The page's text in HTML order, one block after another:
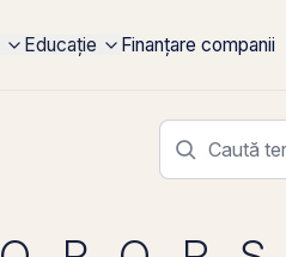
Educație Finanțare companii